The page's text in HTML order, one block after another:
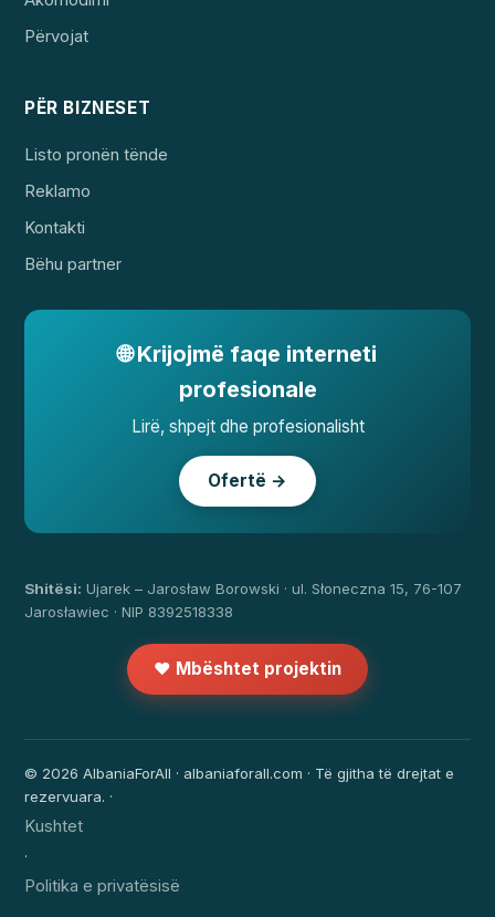
Përvojat
PËR BIZNESET
Listo pronën tënde
Reklamo
Kontakti
Bëhu partner
🌐 Krijojmë faqe interneti
profesionale
Lirë, shpejt dhe profesionalisht
Ofertë →
Shitësi: Ujarek – Jarosław Borowski · ul. Słoneczna 15, 76-107
Jarosławiec · NIP 8392518338
❤️ Mbështet projektin
© 2026 AlbaniaForAll · albaniaforall.com · Të gjitha të drejtat e
rezervuara. ·
Kushtet
·
Politika e privatësisë